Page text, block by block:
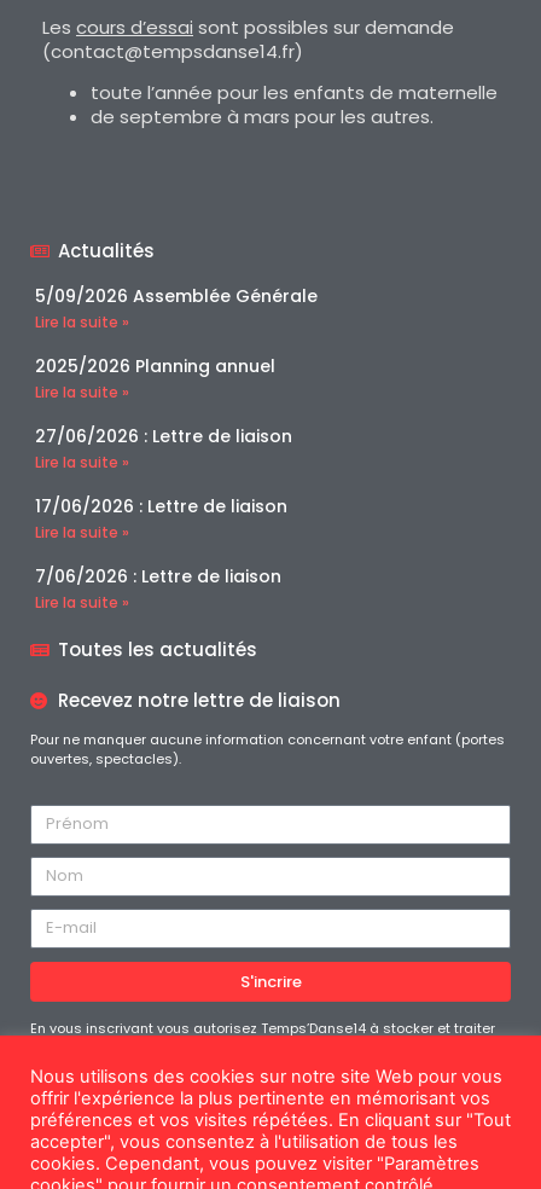
Les cours d’essai sont possibles sur demande
(contact@tempsdanse14.fr)
toute l’année pour les enfants de maternelle
de septembre à mars pour les autres.
Actualités
5/09/2026 Assemblée Générale
Lire la suite »
2025/2026 Planning annuel
Lire la suite »
27/06/2026 : Lettre de liaison
Lire la suite »
17/06/2026 : Lettre de liaison
Lire la suite »
7/06/2026 : Lettre de liaison
Lire la suite »
Toutes les actualités
Recevez notre lettre de liaison
Pour ne manquer aucune information concernant votre enfant (portes
ouvertes, spectacles).
S'incrire
En vous inscrivant vous autorisez Temps’Danse14 à stocker et traiter
demandé. Vous pouvez vous désabonner à tout moment
Mentions légales
Nous utilisons des cookies sur notre site Web pour vous
offrir l'expérience la plus pertinente en mémorisant vos
préférences et vos visites répétées. En cliquant sur "Tout
accepter", vous consentez à l'utilisation de tous les
cookies. Cependant, vous pouvez visiter "Paramètres